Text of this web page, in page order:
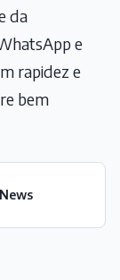
da
e
rapidez e
bem